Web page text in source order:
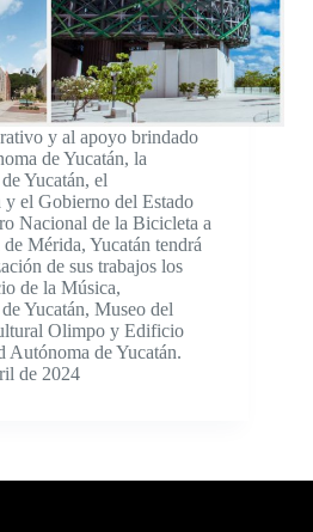
y al apoyo brindado
de Yucatán, la
Yucatán, el
el Gobierno del Estado
Nacional de la Bicicleta a
Mérida, Yucatán tendrá
de sus trabajos los
de la Música,
Yucatán, Museo del
Olimpo y Edificio
Autónoma de Yucatán.
de 2024